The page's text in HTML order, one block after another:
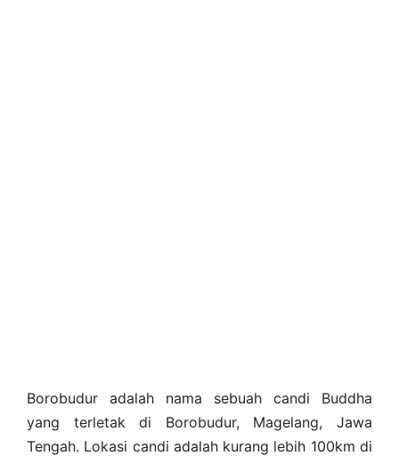
Borobudur adalah nama sebuah candi Buddha
yang terletak di Borobudur, Magelang, Jawa
Tengah. Lokasi candi adalah kurang lebih 100km di